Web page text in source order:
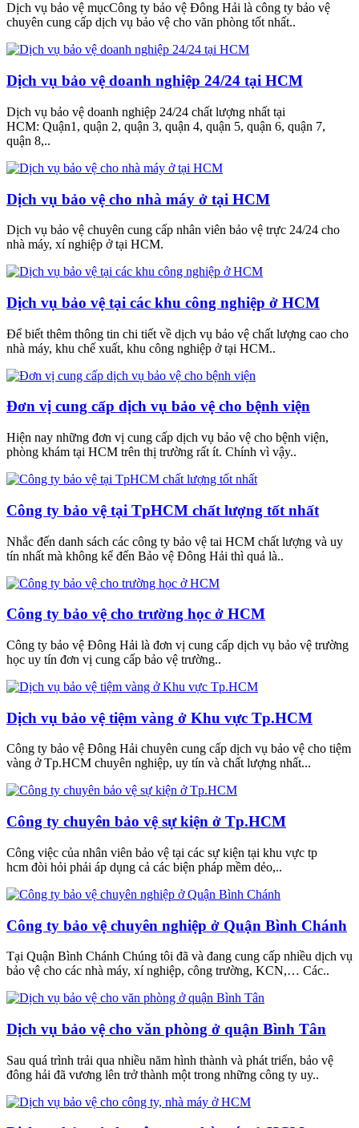
Dịch vụ bảo vệ mụcCông ty bảo vệ Đông Hải là công ty bảo vệ
chuyên cung cấp dịch vụ bảo vệ cho văn phòng tốt nhất..
Dịch vụ bảo vệ doanh nghiệp 24/24 tại HCM
Dịch vụ bảo vệ doanh nghiệp 24/24 chất lượng nhất tại
HCM: Quận1, quận 2, quận 3, quận 4, quận 5, quận 6, quận 7,
quận 8,..
Dịch vụ bảo vệ cho nhà máy ở tại HCM
Dịch vụ bảo vệ chuyên cung cấp nhân viên bảo vệ trực 24/24 cho
nhà máy, xí nghiệp ở tại HCM.
Dịch vụ bảo vệ tại các khu công nghiệp ở HCM
Để biết thêm thông tin chi tiết về dịch vụ bảo vệ chất lượng cao cho
nhà máy, khu chế xuất, khu công nghiệp ở tại HCM..
Đơn vị cung cấp dịch vụ bảo vệ cho bệnh viện
Hiện nay những đơn vị cung cấp dịch vụ bảo vệ cho bệnh viện,
phòng khám tại HCM trên thị trường rất ít. Chính vì vậy..
Công ty bảo vệ tại TpHCM chất lượng tốt nhất
Nhắc đến danh sách các công ty bảo vệ tai HCM chất lượng và uy
tín nhất mà không kể đến Bảo vệ Đông Hải thì quả là..
Công ty bảo vệ cho trường học ở HCM
Công ty bảo vệ Đông Hải là đơn vị cung cấp dịch vụ bảo vệ trường
học uy tín đơn vị cung cấp bảo vệ trường..
Dịch vụ bảo vệ tiệm vàng ở Khu vực Tp.HCM
Công ty bảo vệ Đông Hải chuyên cung cấp dịch vụ bảo vệ cho tiệm
vàng ở Tp.HCM chuyên nghiệp, uy tín và chất lượng nhất...
Công ty chuyên bảo vệ sự kiện ở Tp.HCM
Công việc của nhân viên bảo vệ tại các sự kiện tại khu vực tp
hcm đòi hỏi phải áp dụng cả các biện pháp mềm dẻo,..
Công ty bảo vệ chuyên nghiệp ở Quận Bình Chánh
Tại Quận Bình Chánh Chúng tôi đã và đang cung cấp nhiều dịch vụ
bảo vệ cho các nhà máy, xí nghiệp, công trường, KCN,… Các..
Dịch vụ bảo vệ cho văn phòng ở quận Bình Tân
Sau quá trình trải qua nhiều năm hình thành và phát triển, bảo vệ
đông hải đã vương lên trở thành một trong những công ty uy..